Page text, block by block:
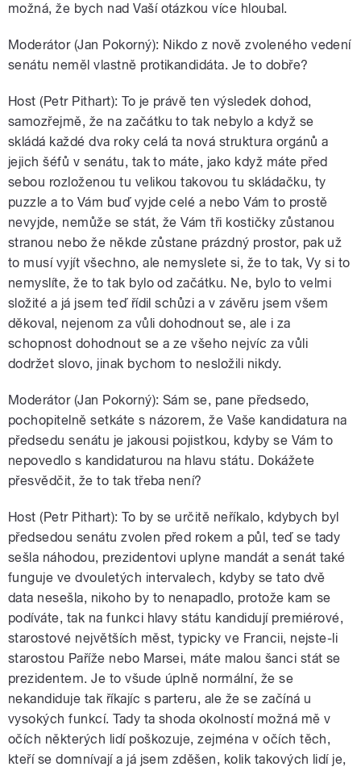
možná, že bych nad Vaší otázkou více hloubal.
Moderátor (Jan Pokorný): Nikdo z nově zvoleného vedení
senátu neměl vlastně protikandidáta. Je to dobře?
Host (Petr Pithart): To je právě ten výsledek dohod,
samozřejmě, že na začátku to tak nebylo a když se
skládá každé dva roky celá ta nová struktura orgánů a
jejich šéfů v senátu, tak to máte, jako když máte před
sebou rozloženou tu velikou takovou tu skládačku, ty
puzzle a to Vám buď vyjde celé a nebo Vám to prostě
nevyjde, nemůže se stát, že Vám tři kostičky zůstanou
stranou nebo že někde zůstane prázdný prostor, pak už
to musí vyjít všechno, ale nemyslete si, že to tak, Vy si to
nemyslíte, že to tak bylo od začátku. Ne, bylo to velmi
složité a já jsem teď řídil schůzi a v závěru jsem všem
děkoval, nejenom za vůli dohodnout se, ale i za
schopnost dohodnout se a ze všeho nejvíc za vůli
dodržet slovo, jinak bychom to nesložili nikdy.
Moderátor (Jan Pokorný): Sám se, pane předsedo,
pochopitelně setkáte s názorem, že Vaše kandidatura na
předsedu senátu je jakousi pojistkou, kdyby se Vám to
nepovedlo s kandidaturou na hlavu státu. Dokážete
přesvědčit, že to tak třeba není?
Host (Petr Pithart): To by se určitě neříkalo, kdybych byl
předsedou senátu zvolen před rokem a půl, teď se tady
sešla náhodou, prezidentovi uplyne mandát a senát také
funguje ve dvouletých intervalech, kdyby se tato dvě
data nesešla, nikoho by to nenapadlo, protože kam se
podíváte, tak na funkci hlavy státu kandidují premiérové,
starostové největších měst, typicky ve Francii, nejste-li
starostou Paříže nebo Marsei, máte malou šanci stát se
prezidentem. Je to všude úplně normální, že se
nekandiduje tak říkajíc s parteru, ale že se začíná u
vysokých funkcí. Tady ta shoda okolností možná mě v
očích některých lidí poškozuje, zejména v očích těch,
kteří se domnívají a já jsem zděšen, kolik takových lidí je,